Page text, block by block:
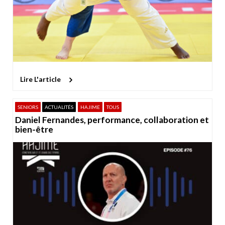
Lire L'article
SENIORS ACTUALITÉS HAJIME TOUS
Daniel Fernandes, performance, collaboration et
bien-être